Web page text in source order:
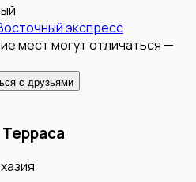
экспресс
мест могут отличаться —
с друзьями